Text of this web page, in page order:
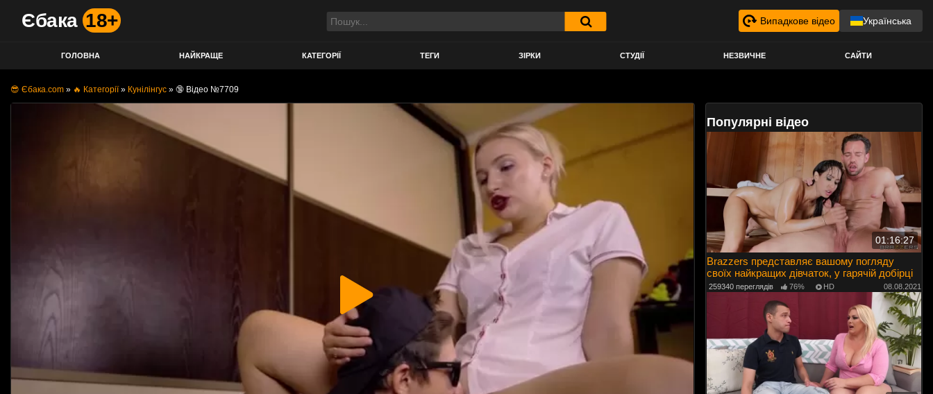
Єбака 18+ Випадкове відео Українська
ГОЛОВНА НАЙКРАЩЕ КАТЕГОРІЇ ТЕГИ ЗІРКИ СТУДІЇ НЕЗВИЧНЕ САЙТИ
😎 Єбака.com » 🔥 Категорії» Кунілінгус » 🔞 Відео №7709
Популярні відео
01:16:27
Brazzers представляє вашому погляду
своїх найкращих дівчаток, у гарячій добірці
259340 переглядів 76% HD 08.08.2021